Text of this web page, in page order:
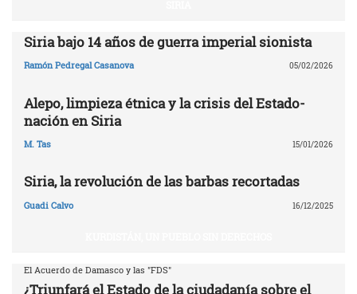
Siria bajo 14 años de guerra imperial sionista
Ramón Pedregal Casanova 05/02/2026
Alepo, limpieza étnica y la crisis del Estado-
nación en Siria
M. Tas 15/01/2026
Siria, la revolución de las barbas recortadas
Guadi Calvo 16/12/2025
El Acuerdo de Damasco y las "FDS"
¿Triunfará el Estado de la ciudadanía sobre el